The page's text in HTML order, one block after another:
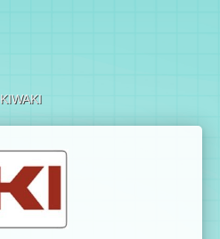
KIWAKI